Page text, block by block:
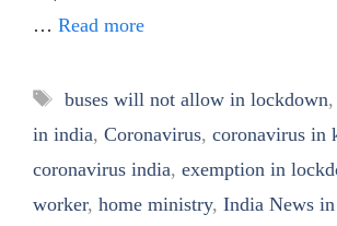
… Read more
Tags
buses will not allow in lockdown,
in india, Coronavirus, coronavirus in
coronavirus india, exemption in
worker, home ministry, India News